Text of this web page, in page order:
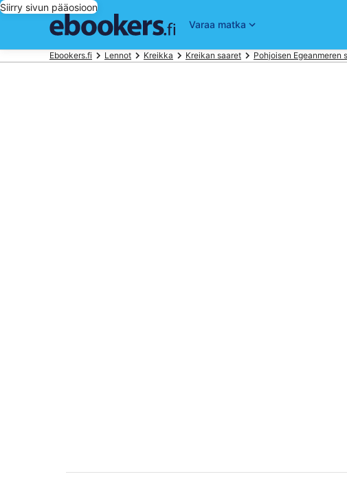
Siirry sivun pääosioon
Varaa matka
Ebookers.fi Lennot Kreikka Kreikan saaret Pohjoisen Egeanmeren